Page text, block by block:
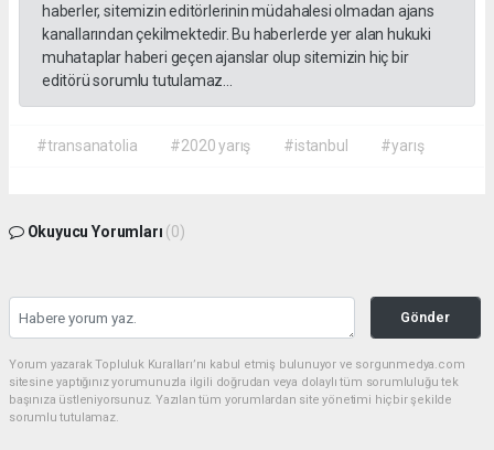
haberler, sitemizin editörlerinin müdahalesi olmadan ajans
kanallarından çekilmektedir. Bu haberlerde yer alan hukuki
muhataplar haberi geçen ajanslar olup sitemizin hiç bir
editörü sorumlu tutulamaz...
#transanatolia #2020 yarış #istanbul #yarış
Okuyucu Yorumları (0)
Gönder
Yorum yazarak Topluluk Kuralları’nı kabul etmiş bulunuyor ve sorgunmedya.com
sitesine yaptığınız yorumunuzla ilgili doğrudan veya dolaylı tüm sorumluluğu tek
başınıza üstleniyorsunuz. Yazılan tüm yorumlardan site yönetimi hiçbir şekilde
sorumlu tutulamaz.